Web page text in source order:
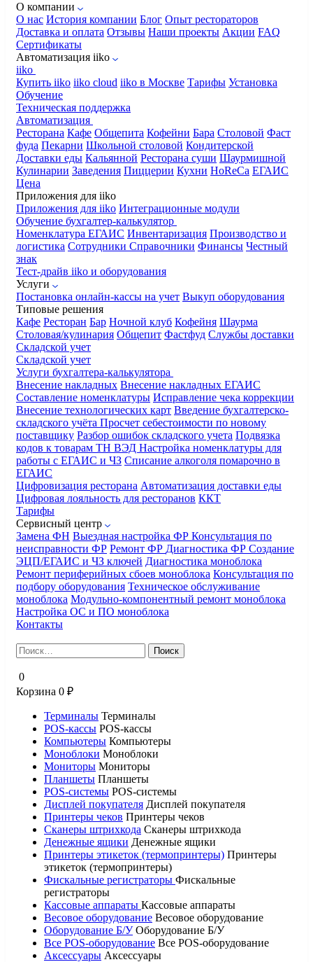
О компании
О нас История компании Блог Опыт рестораторов
Доставка и оплата Отзывы Наши проекты Акции FAQ
Сертификаты
Автоматизация iiko
iiko
Купить iiko iiko cloud iiko в Москве Тарифы Установка
Обучение
Техническая поддержка
Автоматизация
Ресторана Кафе Общепита Кофейни Бара Столовой Фаст
фуда Пекарни Школьной столовой Кондитерской
Доставки еды Кальянной Ресторана суши Шаурмишной
Кулинарии Заведения Пиццерии Кухни HoReCa ЕГАИС
Цена
Приложения для iiko
Приложения для iiko Интеграционные модули
Обучение бухгалтер-калькулятор
Номенклатура ЕГАИС Инвентаризация Производство и
логистика Сотрудники Справочники Финансы Честный
знак
Тест-драйв iiko и оборудования
Услуги
Постановка онлайн-кассы на учет Выкуп оборудования
Типовые решения
Кафе Ресторан Бар Ночной клуб Кофейня Шаурма
Столовая/кулинария Общепит Фастфуд Службы доставки
Складской учет
Складской учет
Услуги бухгалтера-калькулятора
Внесение накладных Внесение накладных ЕГАИС
Составление номенклатуры Исправление чека коррекции
Внесение технологических карт Введение бухгалтерско-
складского учёта Просчет себестоимости по новому
поставщику Разбор ошибок складского учета Подвязка
кодов к товарам ТН ВЭД Настройка номенклатуры для
работы с ЕГАИС и ЧЗ Списание алкоголя помарочно в
ЕГАИС
Цифровизация ресторана Автоматизация доставки еды
Цифровая лояльность для ресторанов ККТ
Тарифы
Сервисный центр
Замена ФН Выездная настройка ФР Консультация по
неисправности ФР Ремонт ФР Диагностика ФР Создание
ЭЦП/ЕГАИС и ЧЗ ключей Диагностика моноблока
Ремонт периферийных сбоев моноблока Консультация по
подбору оборудования Техническое обслуживание
моноблока Модульно-компонентный ремонт моноблока
Настройка ОС и ПО моноблока
Контакты
Найти:
0
Корзина 0 ₽
Терминалы Терминалы
POS-кассы POS-кассы
Компьютеры Компьютеры
Моноблоки Моноблоки
Мониторы Мониторы
Планшеты Планшеты
POS-системы POS-системы
Дисплей покупателя Дисплей покупателя
Принтеры чеков Принтеры чеков
Сканеры штрихкода Сканеры штрихкода
Денежные ящики Денежные ящики
Принтеры этикеток (термопринтеры) Принтеры
этикеток (термопринтеры)
Фискальные регистраторы Фискальные
регистраторы
Кассовые аппараты Кассовые аппараты
Весовое оборудование Весовое оборудование
Оборудование Б/У Оборудование Б/У
Все POS-оборудование Все POS-оборудование
Аксессуары Аксессуары